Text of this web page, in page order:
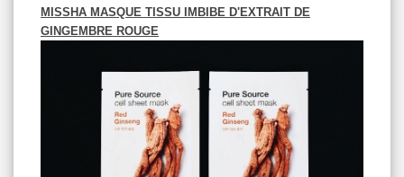
MISSHA MASQUE TISSU IMBIBE D'EXTRAIT DE
GINGEMBRE ROUGE